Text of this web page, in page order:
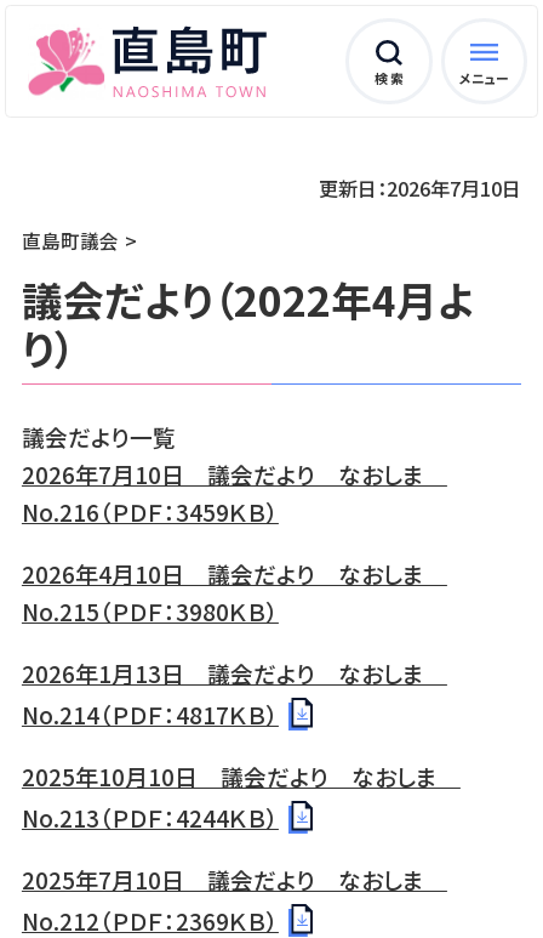
検 索 メニュー
直島町議会
更新日：2026年7月10日
議会だより（2022年4月よ
り）
議会だより一覧
2026年7月10日 議会だより なおしま
No.216（ＰＤＦ：3459ＫＢ）
2026年4月10日 議会だより なおしま
No.215（ＰＤＦ：3980ＫＢ）
2026年1月13日 議会だより なおしま
No.214（ＰＤＦ：4817ＫＢ）
2025年10月10日 議会だより なおしま
No.213（ＰＤＦ：4244ＫＢ）
2025年7月10日 議会だより なおしま
No.212（ＰＤＦ：2369ＫＢ）